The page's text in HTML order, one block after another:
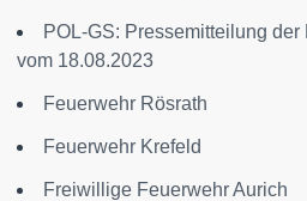
POL-GS: Pressemitteilung
vom 18.08.2023
Feuerwehr Rösrath
Feuerwehr Krefeld
Freiwillige Feuerwehr Aurich